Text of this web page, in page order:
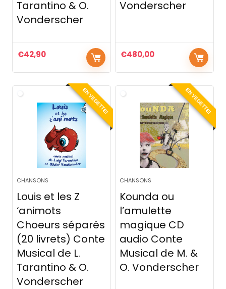
Tarantino & O.
Vonderscher
€42,90
Vonderscher
€480,00
EN VEDETTE!
CHANSONS
Louis et les Z
‘animots
Choeurs séparés
(20 livrets) Conte
Musical de L.
Tarantino & O.
Vonderscher
EN VEDETTE!
CHANSONS
Kounda ou
l’amulette
magique CD
audio Conte
Musical de M. &
O. Vonderscher